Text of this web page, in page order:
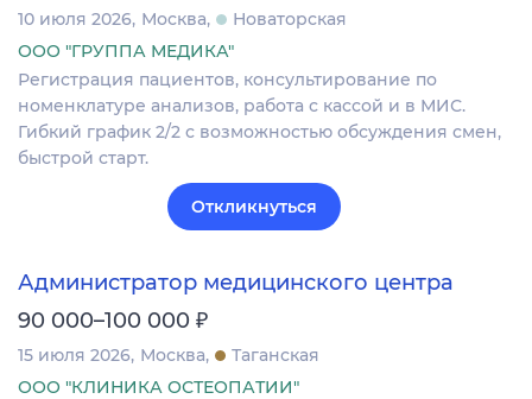
10 июля 2026 Москва
Новаторская
ООО "ГРУППА МЕДИКА"
Регистрация пациентов, консультирование по
номенклатуре анализов, работа с кассой и в МИС.
Гибкий график 2/2 с возможностью обсуждения смен,
быстрой старт.
Откликнуться
Администратор медицинского центра
90 000–100 000 ₽
15 июля 2026 Москва
Таганская
ООО "КЛИНИКА ОСТЕОПАТИИ"